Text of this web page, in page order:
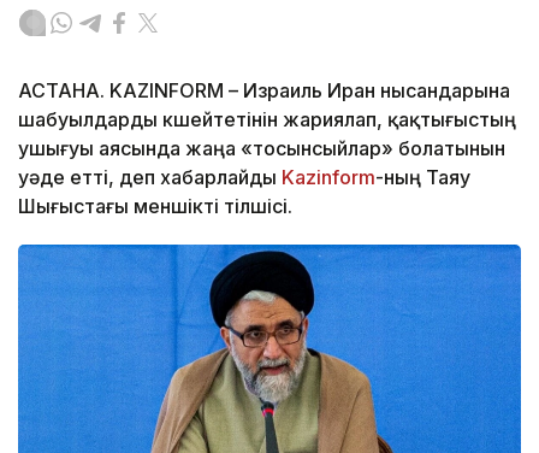
АСТАНА. KAZINFORM – Израиль Иран нысандарына
шабуылдарды күшейтетінін жариялап, қақтығыстың
ушығуы аясында жаңа «тосынсыйлар» болатынын
уәде етті, деп хабарлайды Kazinform-ның Таяу
Шығыстағы меншікті тілшісі.